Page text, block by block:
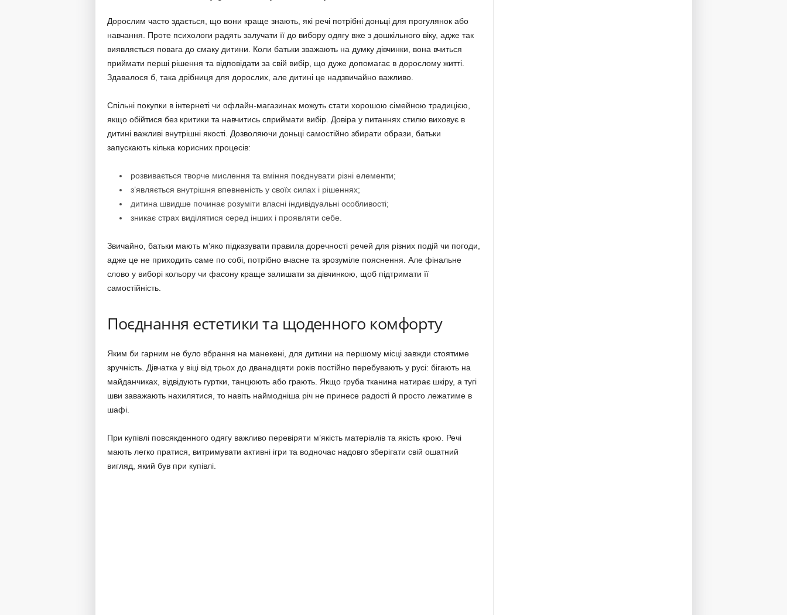
Дорослим часто здається, що вони краще знають, які речі потрібні доньці для прогулянок або
навчання. Проте психологи радять залучати її до вибору одягу вже з дошкільного віку, адже так
виявляється повага до смаку дитини. Коли батьки зважають на думку дівчинки, вона вчиться
приймати перші рішення та відповідати за свій вибір, що дуже допомагає в дорослому житті.
Здавалося б, така дрібниця для дорослих, але дитині це надзвичайно важливо.
Спільні покупки в інтернеті чи офлайн-магазинах можуть стати хорошою сімейною традицією,
якщо обійтися без критики та навчитись сприймати вибір. Довіра у питаннях стилю виховує в
дитині важливі внутрішні якості. Дозволяючи доньці самостійно збирати образи, батьки
запускають кілька корисних процесів:
розвивається творче мислення та вміння поєднувати різні елементи;
з’являється внутрішня впевненість у своїх силах і рішеннях;
дитина швидше починає розуміти власні індивідуальні особливості;
зникає страх виділятися серед інших і проявляти себе.
Звичайно, батьки мають м’яко підказувати правила доречності речей для різних подій чи погоди,
адже це не приходить саме по собі, потрібно вчасне та зрозуміле пояснення. Але фінальне
слово у виборі кольору чи фасону краще залишати за дівчинкою, щоб підтримати її
самостійність.
Поєднання естетики та щоденного комфорту
Яким би гарним не було вбрання на манекені, для дитини на першому місці завжди стоятиме
зручність. Дівчатка у віці від трьох до дванадцяти років постійно перебувають у русі: бігають на
майданчиках, відвідують гуртки, танцюють або грають. Якщо груба тканина натирає шкіру, а тугі
шви заважають нахилятися, то навіть наймодніша річ не принесе радості й просто лежатиме в
шафі.
При купівлі повсякденного одягу важливо перевіряти м’якість матеріалів та якість крою. Речі
мають легко пратися, витримувати активні ігри та водночас надовго зберігати свій ошатний
вигляд, який був при купівлі.